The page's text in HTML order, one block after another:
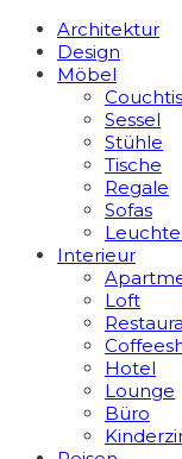
Architektur
Design
Möbel
Sessel
Stühle
Tische
Regale
Sofas
Interieur
Loft
Hotel
Lounge
Büro